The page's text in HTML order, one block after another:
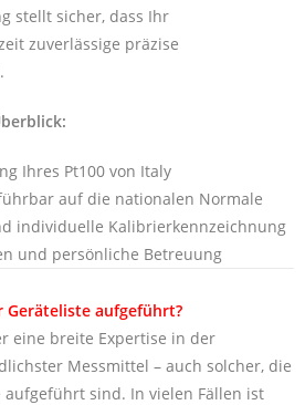
stellt sicher, dass Ihr
zuverlässige präzise
Ihres Pt100 von Italy
auf die nationalen Normale
individuelle Kalibrierkennzeichnung
und persönliche Betreuung
aufgeführt?
eine breite Expertise in der
Messmittel – auch solcher, die
sind. In vielen Fällen ist